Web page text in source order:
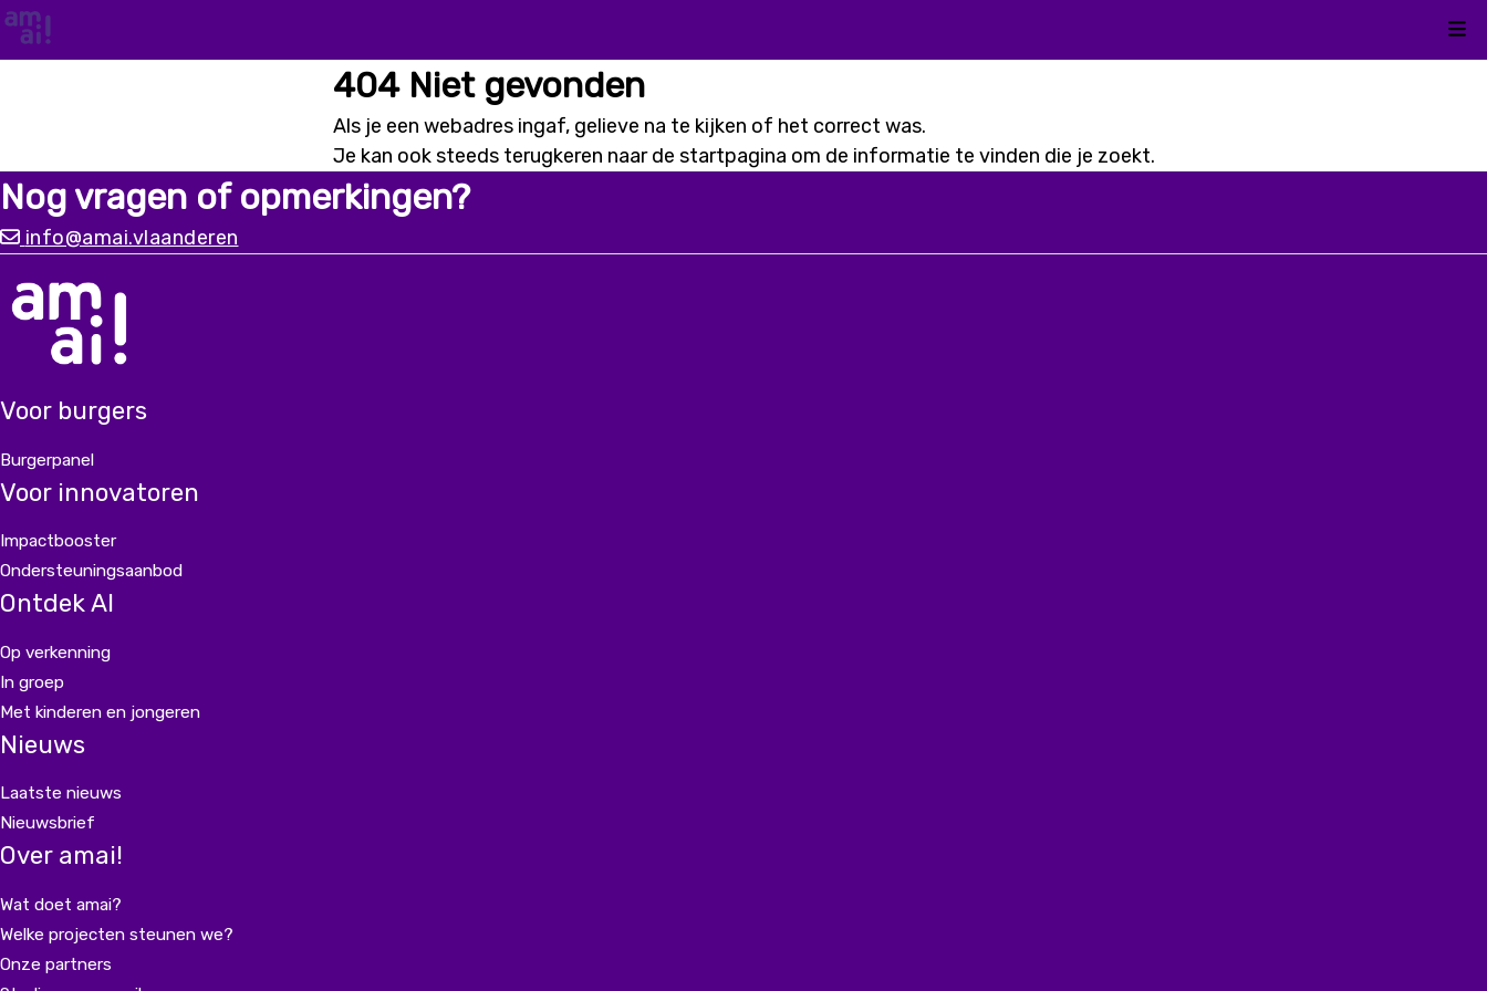
404 Niet gevonden
Als je een webadres ingaf, gelieve na te kijken of het correct was.
Je kan ook steeds terugkeren naar de startpagina om de informatie te vinden die je zoekt.
Nog vragen of opmerkingen?
info@amai.vlaanderen
Voor burgers
Burgerpanel
Voor innovatoren
Impactbooster
Ondersteuningsaanbod
Ontdek AI
Op verkenning
In groep
Met kinderen en jongeren
Nieuws
Laatste nieuws
Nieuwsbrief
Over amai!
Wat doet amai?
Welke projecten steunen we?
Onze partners